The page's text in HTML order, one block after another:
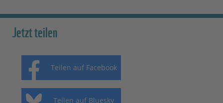
Nach dem Absenden der Daten senden
wir Ihnen eine E-Mail, in der Sie die
Anmeldung bestätigen müssen.
Ihre Einwilligung können Sie jederzeit
ohne Angabe von Gründen widerrufen.
Einen formlosen Widerruf können Sie
entweder über den Abmeldelink in jedem
Jetzt teilen
Teilen auf Facebook
Teilen auf Bluesky